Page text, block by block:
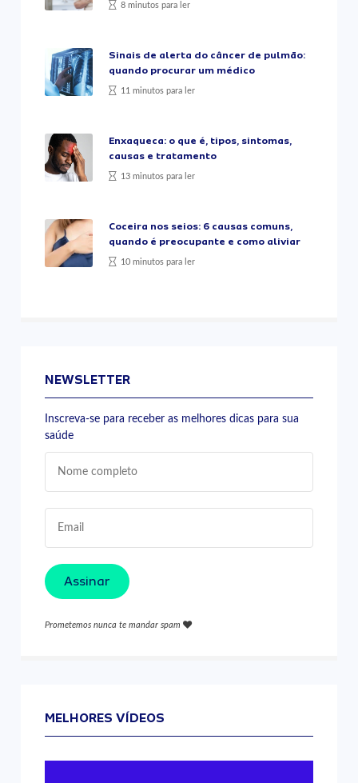
8 minutos para ler
Sinais de alerta do câncer de pulmão:
quando procurar um médico
11 minutos para ler
Enxaqueca: o que é, tipos, sintomas,
causas e tratamento
13 minutos para ler
Coceira nos seios: 6 causas comuns,
quando é preocupante e como aliviar
10 minutos para ler
NEWSLETTER
Inscreva-se para receber as melhores dicas para sua
saúde
Assinar
Prometemos nunca te mandar spam
MELHORES VÍDEOS